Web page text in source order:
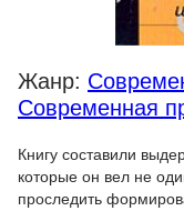
Жанр:
Современная
Книгу составили
которые он вел не
проследить